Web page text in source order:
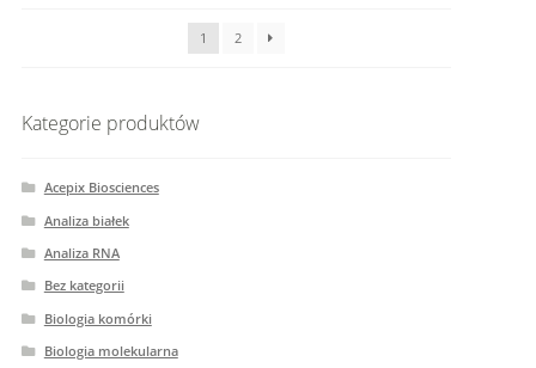
1 2
Kategorie produktów
Acepix Biosciences
Analiza białek
Analiza RNA
Bez kategorii
Biologia komórki
Biologia molekularna